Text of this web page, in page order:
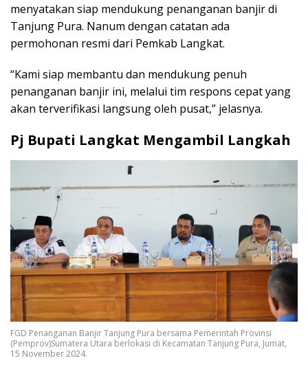
menyatakan siap mendukung penanganan banjir di
Tanjung Pura. Nanum dengan catatan ada
permohonan resmi dari Pemkab Langkat.
“Kami siap membantu dan mendukung penuh
penanganan banjir ini, melalui tim respons cepat yang
akan terverifikasi langsung oleh pusat,” jelasnya.
Pj Bupati Langkat Mengambil Langkah
FGD Penanganan Banjir Tanjung Pura bersama Pemerintah Provinsi
(Pemprov)Sumatera Utara berlokasi di Kecamatan Tanjung Pura, Jumat,
15 November 2024.